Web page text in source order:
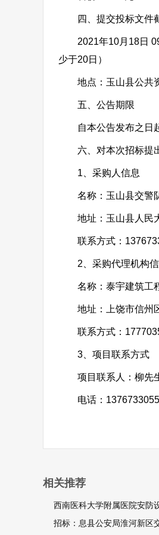
四、提交投标文件截
2021年10月18日 09
少于20日）
地点：玉山县公共
五、公告期限
自本公告发布之日起
六、对本次招标提出
1、采购人信息
名称：玉山县交警
地址：玉山县人民
联系方式：
2、采购代理机构信
名称：泰宇建筑工程
地址：上饶市信州区
联系方式：
3、项目联系方式
项目联系人：柳先
电话：
相关推荐
西南医科大学附属医院安防
招标：息县公安局淮河新区